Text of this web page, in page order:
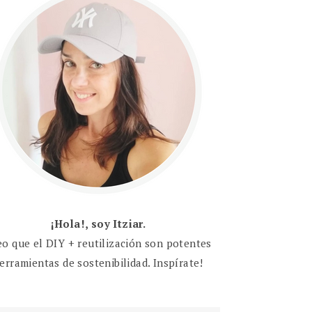
¡Hola!, soy Itziar.
que el DIY + reutilización son potentes
de sostenibilidad. Inspírate!